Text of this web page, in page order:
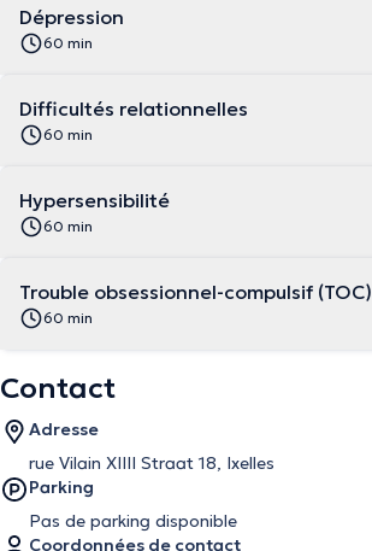
Dépression
60 min
Difficultés relationnelles
60 min
Hypersensibilité
60 min
Trouble obsessionnel-compulsif (TOC)
60 min
Contact
Adresse
rue Vilain XIIII Straat 18, Ixelles
Parking
Pas de parking disponible
Coordonnées de contact